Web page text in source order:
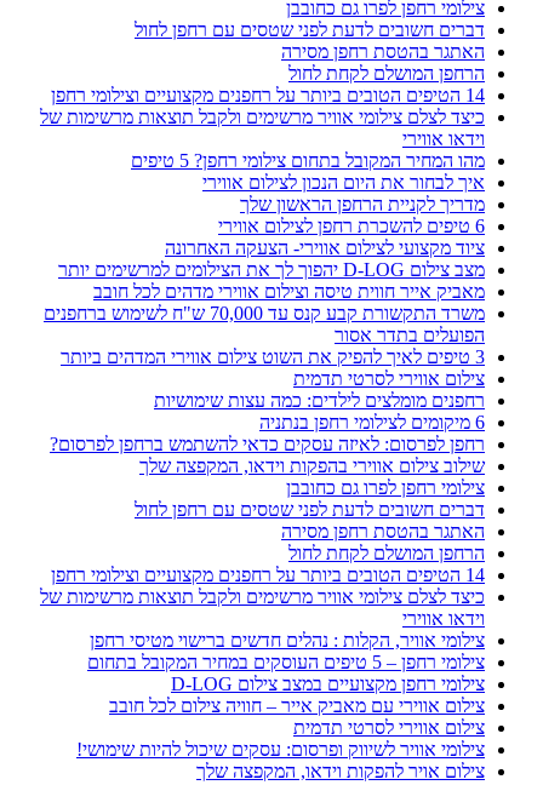
צילומי רחפן לפרו גם כחובבן
דברים חשובים לדעת לפני שטסים עם רחפן לחול
האתגר בהטסת רחפן מסירה
הרחפן המושלם לקחת לחול
14 הטיפים הטובים ביותר על רחפנים מקצועיים וצילומי רחפן
כיצד לצלם צילומי אוויר מרשימים ולקבל תוצאות מרשימות של
וידאו אווירי
מהו המחיר המקובל בתחום צילומי רחפן? 5 טיפים
איך לבחור את היום הנכון לצילום אווירי
מדריך לקניית הרחפן הראשון שלך
6 טיפים להשכרת רחפן לצילום אווירי
ציוד מקצועי לצילום אווירי- הצעקה האחרונה
מצב צילום D-LOG יהפוך לך את הצילומים למרשימים יותר
מאביק אייר חווית טיסה וצילום אווירי מדהים לכל חובב
משרד התקשורת קבע קנס עד 70,000 ש"ח לשימוש ברחפנים
הפועלים בתדר אסור
3 טיפים לאיך להפיק את השוט צילום אווירי המדהים ביותר
צילום אווירי לסרטי תדמית
רחפנים מומלצים לילדים: כמה עצות שימושיות
6 מיקומים לצילומי רחפן בנתניה
רחפן לפרסום: לאיזה עסקים כדאי להשתמש ברחפן לפרסום?
שילוב צילום אווירי בהפקות וידאו, המקפצה שלך
צילומי רחפן לפרו גם כחובבן
דברים חשובים לדעת לפני שטסים עם רחפן לחול
האתגר בהטסת רחפן מסירה
הרחפן המושלם לקחת לחול
14 הטיפים הטובים ביותר על רחפנים מקצועיים וצילומי רחפן
כיצד לצלם צילומי אוויר מרשימים ולקבל תוצאות מרשימות של
וידאו אווירי
צילומי אוויר, הקלות : נהלים חדשים ברישוי מטיסי רחפן
צילומי רחפן – 5 טיפים העוסקים במחיר המקובל בתחום
צילומי רחפן מקצועיים במצב צילום D-LOG
צילום אווירי עם מאביק אייר – חוויה צילום לכל חובב
צילום אווירי לסרטי תדמית
צילומי אוויר לשיווק ופרסום: עסקים שיכול להיות שימושי!
צילום אויר להפקות וידאו, המקפצה שלך